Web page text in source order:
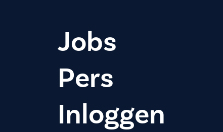
Jobs
Pers
Inloggen